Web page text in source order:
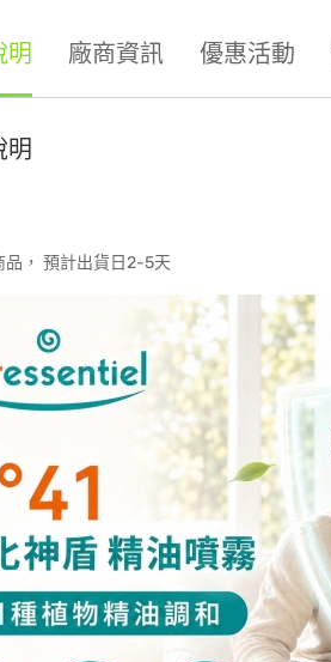
明 廠商資訊 優惠活動
明
品， 預計出貨日2-5天